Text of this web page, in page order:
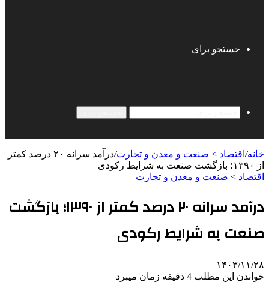
جستجو برای
خانه/ اقتصاد > صنعت و معدن و تجارت/
درآمد سرانه ۲۰ درصد کمتر
از ۱۳۹۰؛ بازگشت صنعت به شرایط رکودی
اقتصاد > صنعت و معدن و تجارت
درآمد سرانه ۲۰ درصد کمتر از ۱۳۹۰؛ بازگشت
صنعت به شرایط رکودی
۱۴۰۳/۱۱/۲۸
خواندن این مطلب 4 دقیقه زمان میبرد